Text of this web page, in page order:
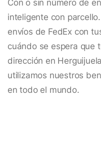
Con o sin número de
inteligente con
envíos de FedEx con
cuándo se espera que
dirección en
utilizamos nuestros
en todo el mundo.